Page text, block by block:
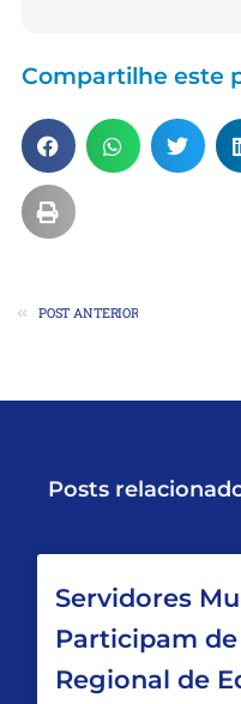
Compartilhe este
POST ANTERIOR
Posts
Servidores
Participam
Regional de